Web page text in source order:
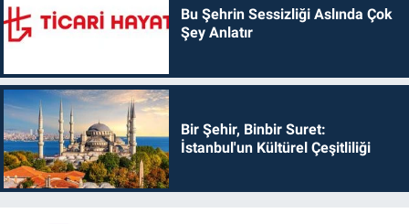
Bu Şehrin Sessizliği Aslında Çok
Şey Anlatır
Bir Şehir, Binbir Suret:
İstanbul'un Kültürel Çeşitliliği